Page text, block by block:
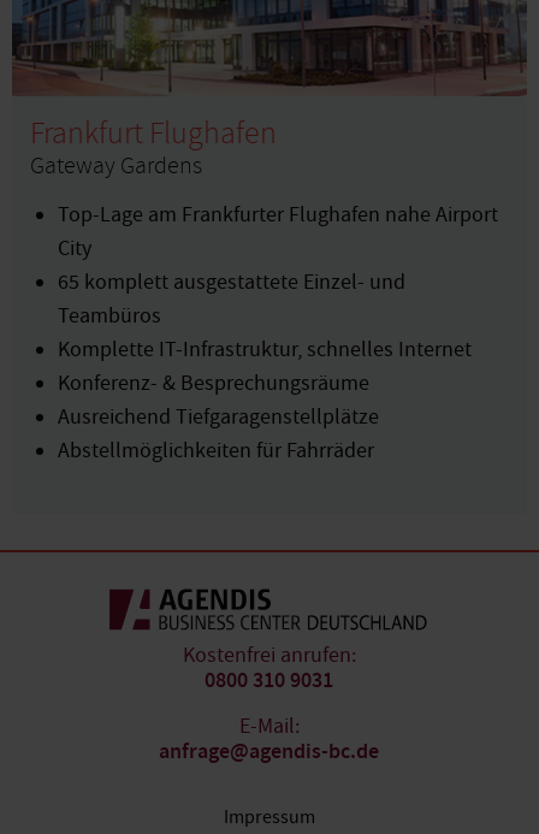
Frankfurt Flughafen
Gateway Gardens
Top-Lage am Frankfurter Flughafen nahe Airport
City
65 komplett ausgestattete Einzel- und
Teambüros
Komplette IT-Infrastruktur, schnelles Internet
Konferenz- & Besprechungsräume
Ausreichend Tiefgaragenstellplätze
Abstellmöglichkeiten für Fahrräder
Kostenfrei anrufen:
0800 310 9031
E-Mail:
anfrage@agendis-bc.de
Impressum